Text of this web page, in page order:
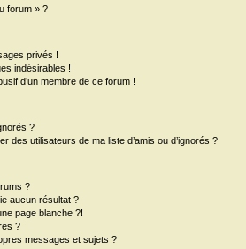
forum » ?
privés !
indésirables !
d’un membre de ce forum !
?
des utilisateurs de ma liste d’amis ou d’ignorés ?
?
aucun résultat ?
page blanche ?!
?
messages et sujets ?